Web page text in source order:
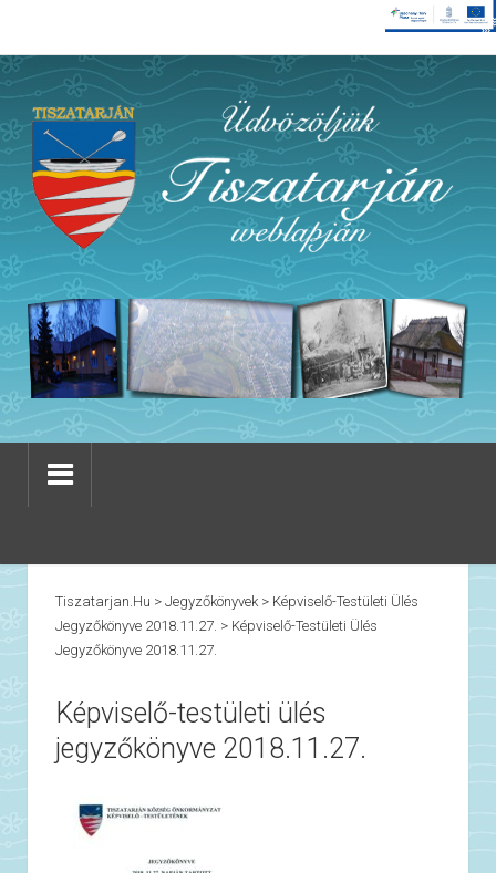
Tiszatarjan.hu > Jegyzőkönyvek> Képviselő-Testületi Ülés
Jegyzőkönyve 2018.11.27. > Képviselő-Testületi Ülés
Jegyzőkönyve 2018.11.27.
Képviselő-testületi ülés
jegyzőkönyve 2018.11.27.